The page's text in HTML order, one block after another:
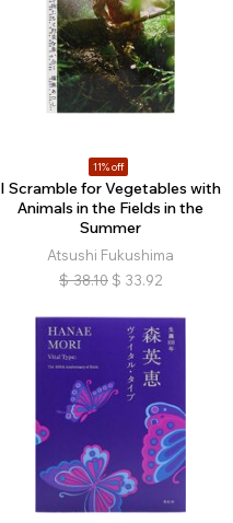
11% off
I Scramble for Vegetables with
Animals in the Fields in the
Summer
Atsushi Fukushima
$ 38.10 $ 33.92